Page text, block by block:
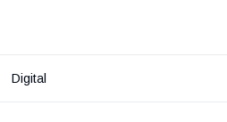
Digital